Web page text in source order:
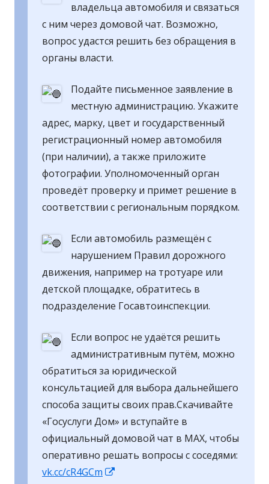
владельца автомобиля и связаться
с ним через домовой чат. Возможно,
вопрос удастся решить без обращения в
органы власти.
Подайте письменное заявление в
местную администрацию. Укажите
адрес, марку, цвет и государственный
регистрационный номер автомобиля
(при наличии), а также приложите
фотографии. Уполномоченный орган
проведёт проверку и примет решение в
соответствии с региональным порядком.
Если автомобиль размещён с
нарушением Правил дорожного
движения, например на тротуаре или
детской площадке, обратитесь в
подразделение Госавтоинспекции.
Если вопрос не удаётся решить
административным путём, можно
обратиться за юридической
консультацией для выбора дальнейшего
способа защиты своих прав.Скачивайте
«Госуслуги Дом» и вступайте в
официальный домовой чат в MAX, чтобы
оперативно решать вопросы с соседями:
vk.cc/cR4GCm